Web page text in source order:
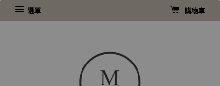
選單 購物車